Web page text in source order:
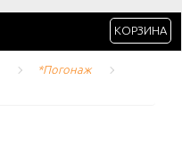
КОРЗИНА
*Погонаж